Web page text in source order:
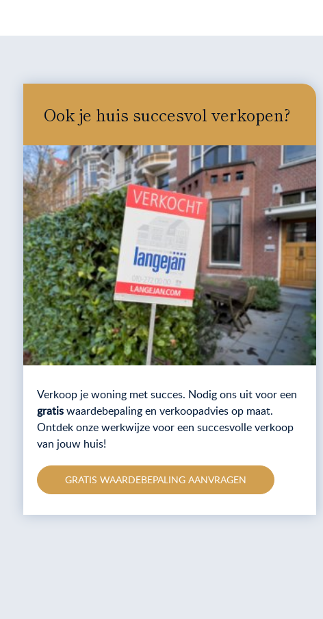
Ook je huis succesvol verkopen?
Verkoop je woning met succes. Nodig ons uit voor een
gratiswaardebepaling en verkoopadvies op maat.
Ontdek onze werkwijze voor een succesvolle verkoop
van jouw huis!
GRATIS WAARDEBEPALING AANVRAGEN